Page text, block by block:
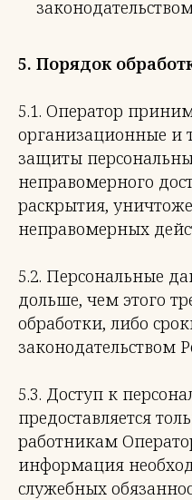
5. Порядок
5.1. Оператор
организационные и
защиты
неправомерного
раскрытия,
неправомерных
5.2. Персональные
дольше, чем этого
обработки, либо
законодательством
5.3. Доступ к
предоставляется
работникам
информация
служебных